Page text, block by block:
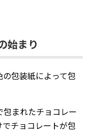
始まり
包装紙によって包
まれたチョコレー
チョコレートが包